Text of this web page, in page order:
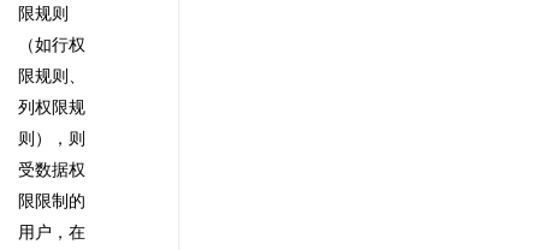
限规则
（如行权
限规则、
列权限规
则），则
受数据权
限限制的
用户，在